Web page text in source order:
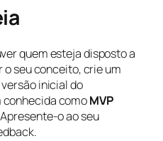
quem esteja disposto a
o seu conceito, crie um
inicial do
comoMVP
o ao seu